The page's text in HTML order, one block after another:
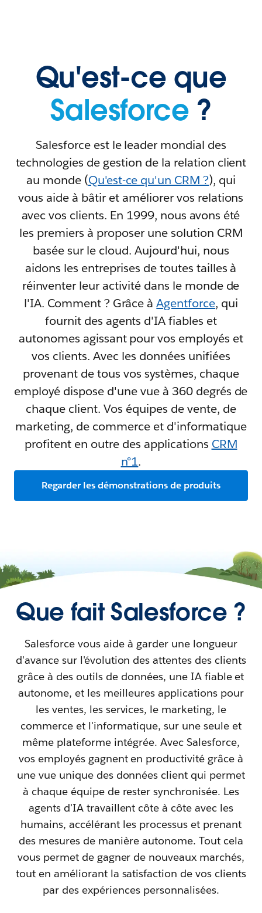
Qu'est-ce que
Salesforce ?
Salesforce est le leader mondial des
technologies de gestion de la relation client
au monde (Qu'est-ce qu'un CRM ?), qui
vous aide à bâtir et améliorer vos relations
avec vos clients. En 1999, nous avons été
les premiers à proposer une solution CRM
basée sur le cloud. Aujourd'hui, nous
aidons les entreprises de toutes tailles à
réinventer leur activité dans le monde de
l'IA. Comment ? Grâce àAgentforce, qui
fournit des agents d'IA fiables et
autonomes agissant pour vos employés et
vos clients. Avec les données unifiées
provenant de tous vos systèmes, chaque
employé dispose d'une vue à 360 degrés de
chaque client. Vos équipes de vente, de
marketing, de commerce et d'informatique
profitent en outre des applications CRM
n°1.
Regarder les démonstrations de produits
Que fait Salesforce ?
Salesforce vous aide à garder une longueur
d'avance sur l'évolution des attentes des clients
grâce à des outils de données, une IA fiable et
autonome, et les meilleures applications pour
les ventes, les services, le marketing, le
commerce et l'informatique, sur une seule et
même plateforme intégrée. Avec Salesforce,
vos employés gagnent en productivité grâce à
une vue unique des données client qui permet
à chaque équipe de rester synchronisée. Les
agents d'IA travaillent côte à côte avec les
humains, accélérant les processus et prenant
des mesures de manière autonome. Tout cela
vous permet de gagner de nouveaux marchés,
tout en améliorant la satisfaction de vos clients
par des expériences personnalisées.